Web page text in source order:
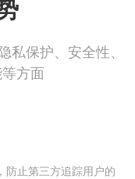
保护、安全性、
方面
防止第三方追踪用户的